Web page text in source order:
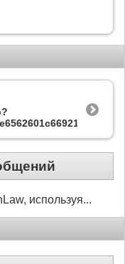
используя...